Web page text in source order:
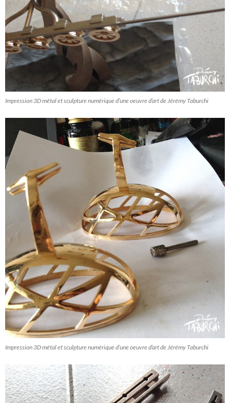
Impression 3D métal et sculpture numérique d’une oeuvre d’art de Jérémy Taburchi
Impression 3D métal et sculpture numérique d’une oeuvre d’art de Jérémy Taburchi